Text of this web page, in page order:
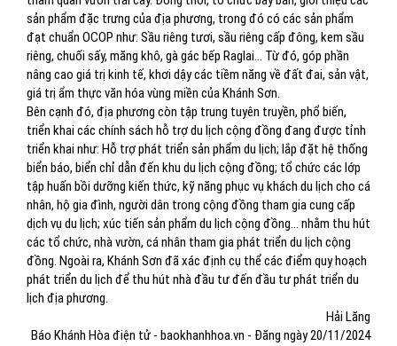
sản phẩm đặc trưng của địa phương, trong đó có các sản phẩm
đạt chuẩn OCOP như: Sầu riêng tươi, sầu riêng cấp đông, kem sầu
riêng, chuối sấy, măng khô, gà gác bếp Raglai... Từ đó, góp phần
nâng cao giá trị kinh tế, khơi dậy các tiềm năng về đất đai, sản vật,
giá trị ẩm thực văn hóa vùng miền của Khánh Sơn.
Bên cạnh đó, địa phương còn tập trung tuyên truyền, phổ biến,
triển khai các chính sách hỗ trợ du lịch cộng đồng đang được tỉnh
triển khai như: Hỗ trợ phát triển sản phẩm du lịch; lắp đặt hệ thống
biển báo, biển chỉ dẫn đến khu du lịch cộng đồng; tổ chức các lớp
tập huấn bồi dưỡng kiến thức, kỹ năng phục vụ khách du lịch cho cá
nhân, hộ gia đình, người dân trong cộng đồng tham gia cung cấp
dịch vụ du lịch; xúc tiến sản phẩm du lịch cộng đồng… nhằm thu hút
các tổ chức, nhà vườn, cá nhân tham gia phát triển du lịch cộng
đồng. Ngoài ra, Khánh Sơn đã xác định cụ thể các điểm quy hoạch
phát triển du lịch để thu hút nhà đầu tư đến đầu tư phát triển du
lịch địa phương.
Hải Lăng
Báo Khánh Hòa điện tử - baokhanhhoa.vn - Đăng ngày 20/11/2024